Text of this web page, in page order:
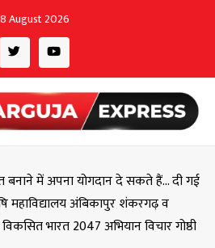
8 August 2026
बनाने में अपना योगदान दे सकते हैं… दी गई
महाविद्यालय अंबिकापुर शंकरगढ़ व
भारत 2047 अभियान विचार गोष्ठी